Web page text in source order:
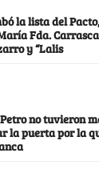
la lista del Pacto,
Fda.
y “Lalis
no tuvieron
la puerta por la